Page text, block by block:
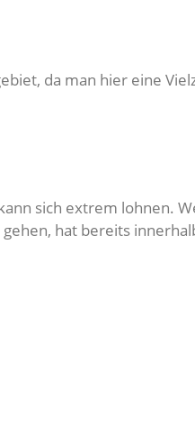
da man hier eine
sich extrem lohnen.
hat bereits